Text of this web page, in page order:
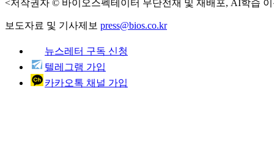
<저작권자 © 바이오스펙테이터 무단전재 및 재배포, AI학습
보도자료 및 기사제보 press@bios.co.kr
뉴스레터 구독 신청
텔레그램 가입
카카오톡 채널 가입